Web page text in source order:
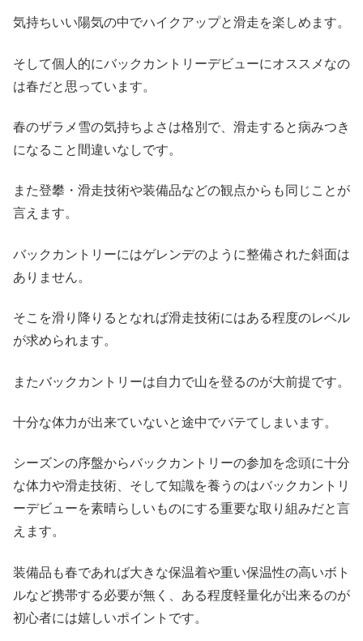
気持ちいい陽気の中でハイクアップと滑走を楽しめます。
そして個人的にバックカントリーデビューにオススメなの
は春だと思っています。
春のザラメ雪の気持ちよさは格別で、滑走すると病みつき
になること間違いなしです。
また登攀・滑走技術や装備品などの観点からも同じことが
言えます。
バックカントリーにはゲレンデのように整備された斜面は
ありません。
そこを滑り降りるとなれば滑走技術にはある程度のレベル
が求められます。
またバックカントリーは自力で山を登るのが大前提です。
十分な体力が出来ていないと途中でバテてしまいます。
シーズンの序盤からバックカントリーの参加を念頭に十分
な体力や滑走技術、そして知識を養うのはバックカントリ
ーデビューを素晴らしいものにする重要な取り組みだと言
えます。
装備品も春であれば大きな保温着や重い保温性の高いボト
ルなど携帯する必要が無く、ある程度軽量化が出来るのが
初心者には嬉しいポイントです。